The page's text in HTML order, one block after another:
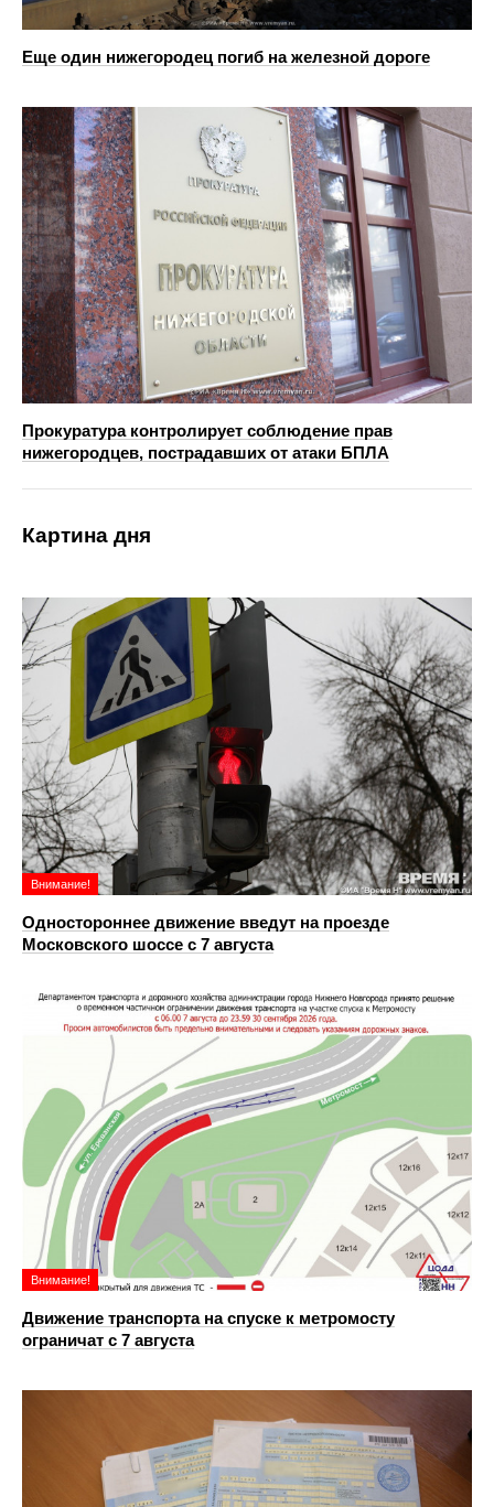
Еще один нижегородец погиб на железной дороге
Прокуратура контролирует соблюдение прав
нижегородцев, пострадавших от атаки БПЛА
Картина дня
Внимание!
Одностороннее движение введут на проезде
Московского шоссе с 7 августа
Внимание!
Движение транспорта на спуске к метромосту
ограничат с 7 августа